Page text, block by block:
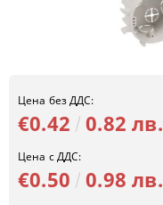
Цена без ДДС:
€0.42 0.82 лв.
Цена с ДДС:
€0.50 0.98 лв.